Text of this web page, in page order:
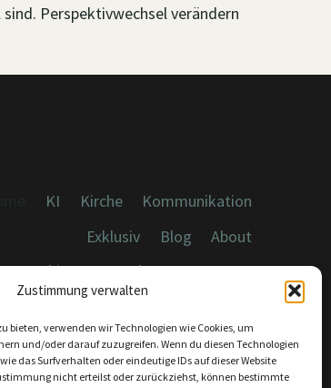
Zustimmung verwalten
bieten, verwenden wir Technologien wie Cookies, um
und/oder darauf zuzugreifen. Wenn du diesen Technologien
das Surfverhalten oder eindeutige IDs auf dieser Website
nicht erteilst oder zurückziehst, können bestimmte
Perspektivwechsel verändern
KI Kirche
Kommunikation
Exklusiv
Blog
About
Cookies, Datenschutz, Impressum